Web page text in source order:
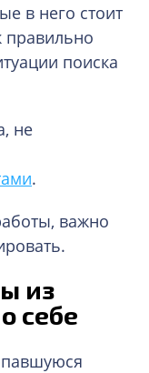
в него стоит
правильно
поиска
не
.
важно
из
себе